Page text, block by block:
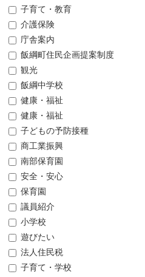
子育て・教育
介護保険
庁舎案内
飯綱町住民企画提案制度
観光
飯綱中学校
健康・福祉
健康・福祉
子どもの予防接種
商工業振興
南部保育園
安全・安心
保育園
議員紹介
小学校
遊びたい
法人住民税
子育て・学校